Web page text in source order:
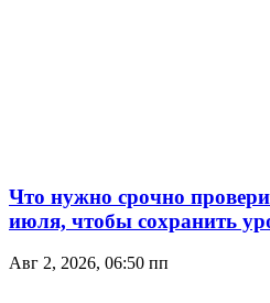
Что нужно срочно
июля, чтобы сохранить
Авг 2, 2026, 06:50 пп